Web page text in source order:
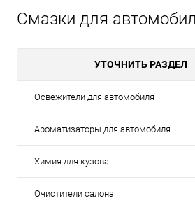
Смазки для
УТОЧНИТЬ РАЗДЕЛ
Освежители для автомобиля
Ароматизаторы для автомобиля
Химия для кузова
Очистители салона